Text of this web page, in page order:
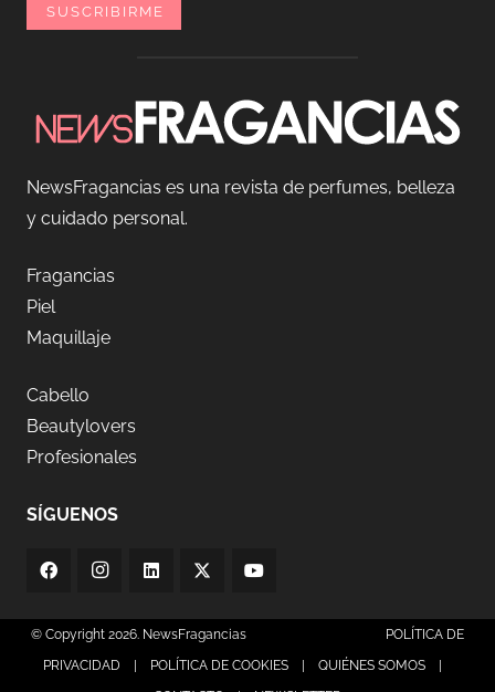
NewsFragancias es una revista de perfumes, belleza
y cuidado personal.
Fragancias
Piel
Maquillaje
Cabello
Beautylovers
Profesionales
SÍGUENOS
© Copyright 2026. NewsFragancias
POLÍTICA DE
PRIVACIDAD
POLÍTICA DE COOKIES QUIÉNES SOMOS